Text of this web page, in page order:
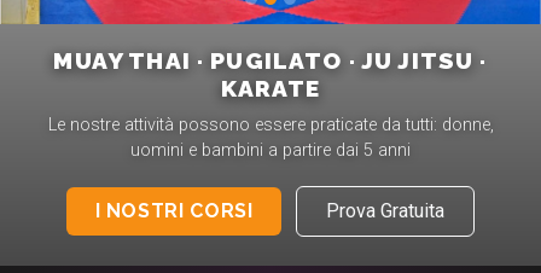
MUAY THAI · PUGILATO · JU JITSU ·
KARATE
Le nostre attività possono essere praticate da tutti: donne,
uomini e bambini a partire dai 5 anni
I NOSTRI CORSI Prova Gratuita